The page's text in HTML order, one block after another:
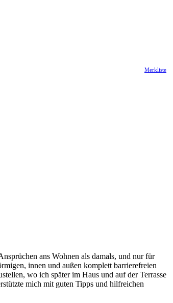
Merkliste
ans Wohnen als damals, und nur für
innen und außen komplett barrierefreien
wo ich später im Haus und auf der Terrasse
mich mit guten Tipps und hilfreichen